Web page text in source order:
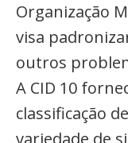
Organização
visa
outros
A CID 10
classificação
variedade de